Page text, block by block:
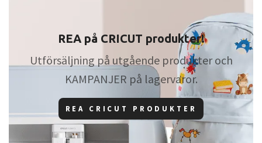
REA på CRICUT produkter!
Utförsäljning på utgående produkter och
KAMPANJER på lagervaror.
REA CRICUT PRODUKTER